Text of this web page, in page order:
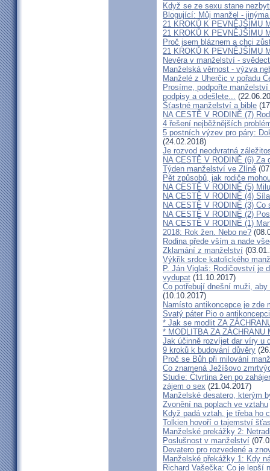
Když se ze sexu stane
Blogující: Můj manžel -
21 KROKŮ K PEVNĚJŠÍMU
21 KROKŮ K PEVNĚJŠÍMU
Proč jsem bláznem a chci
21 KROKŮ K PEVNĚJŠÍMU
Nevěra v manželství -
Manželská věrnost - výzva
Manželé z Uherčic v pořadu
Prosíme, podpořte
podpisy a odešlete...
Šťastné manželství a bible
NA CESTĚ V RODINĚ (7)
4 řešení nejběžnějších
5 postních výzev pro páry:
(24.02.2018)
Je rozvod neodvratná
NA CESTĚ V RODINĚ (6) Za
Týden manželství ve Zlíně
Pět způsobů, jak rodiče
NA CESTĚ V RODINĚ (5)
NA CESTĚ V RODINĚ (4)
NA CESTĚ V RODINĚ (3) Co
NA CESTĚ V RODINĚ (2)
NA CESTĚ V RODINĚ (1)
2018: Rok žen. Nebo ne?
Rodina přede vším a nade
Zklamání z manželství
Výkřik srdce katolického
P. Ján Viglaš: Rodičovství je
vydupat (11.10.2017)
Co potřebují dnešní muži,
(10.10.2017)
Namísto antikoncepce je zde
Svatý páter Pio o antikoncepci
* Jak se modlit ZA
* MODLITBA ZA ZÁCHRANU
Jak účinně rozvíjet dar víry u
9 kroků k budování důvěry
Proč se Bůh při milování
Co znamená Ježíšovo
Studie: Čtvrtina žen po
zájem o sex (21.04.2017)
Manželské desatero, kterým
Zvonění na poplach ve vztahu
Když padá vztah, je třeba ho
Tolkien hovoří o tajemství
Manželské prekážky 2:
Poslušnost v manželství
Devatero pro rozvedené a
Manželské překážky 1: Kdy
Richard Vašečka: Co je lepší